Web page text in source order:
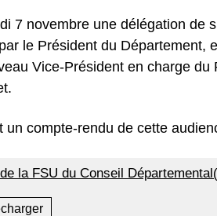
7 novembre une délégation de
le Président du Département,
Vice-Président en charge
un compte-rendu de cette
la FSU du Conseil